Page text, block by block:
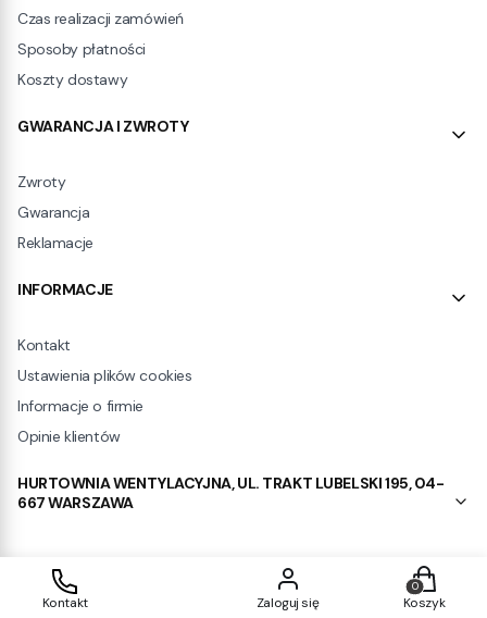
Czas realizacji zamówień
Sposoby płatności
Koszty dostawy
GWARANCJA I ZWROTY
Zwroty
Gwarancja
Reklamacje
INFORMACJE
Kontakt
Ustawienia plików cookies
Informacje o firmie
Opinie klientów
HURTOWNIA WENTYLACYJNA, UL. TRAKT LUBELSKI 195, 04-
667 WARSZAWA
Shoper.pl
Kontakt Zaloguj się
Produkty
Koszyk